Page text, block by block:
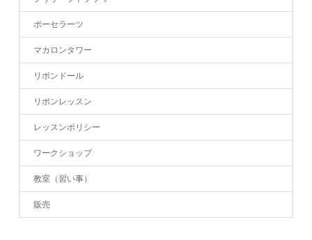
ポーセラーツ
マカロンタワー
リボンドール
リボンレッスン
レッスンポリシー
ワークショップ
教室（習い事）
販売